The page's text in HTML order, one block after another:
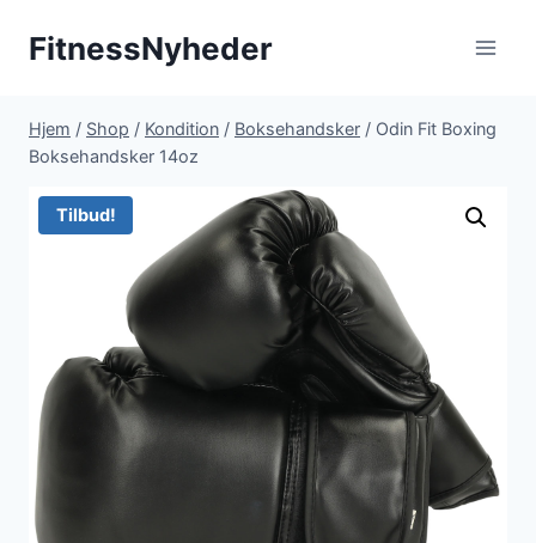
FitnessNyheder
Hjem / Shop / Kondition / Boksehandsker / Odin Fit Boxing
Boksehandsker 14oz
Tilbud!